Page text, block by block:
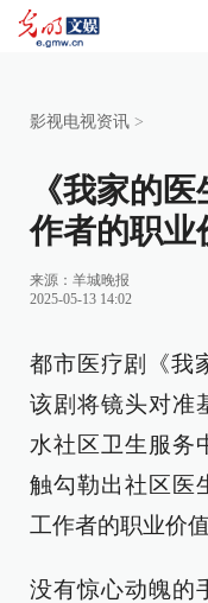
影视电视资讯 >
《我家的
作者的职业
来源： 羊城晚报
2025-05-13 14:02
都市医疗剧《我
该剧将镜头对准
水社区卫生服务
触勾勒出社区医
工作者的职业价
没有惊心动魄的